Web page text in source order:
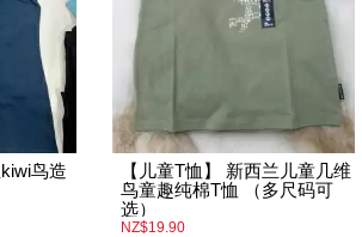
鸟造
【儿童T恤】 新西兰儿童几维
鸟童趣纯棉T恤 （多尺码可
选）
NZ$19.90